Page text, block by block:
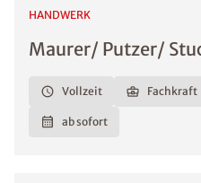
HANDWERK
Maurer/ Putzer/
Vollzeit Fachkraft
ab sofort